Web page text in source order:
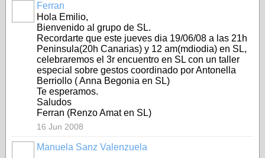
Ferran
Hola Emilio,
Bienvenido al grupo de SL.
Recordarte que este jueves dia 19/06/08 a las 21h
Peninsula(20h Canarias) y 12 am(mdiodia) en SL,
celebraremos el 3r encuentro en SL con un taller
especial sobre gestos coordinado por Antonella
Berriollo ( Anna Begonia en SL)
Te esperamos.
Saludos
Ferran (Renzo Amat en SL)
16 Jun 2008
Manuela Sanz Valenzuela